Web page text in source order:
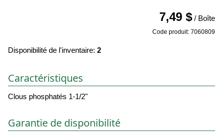
7,49 $ / Boîte
Code produit: 7060809
Disponibilité de l'inventaire: 2
Caractéristiques
Clous phosphatés 1-1/2"
Garantie de disponibilité